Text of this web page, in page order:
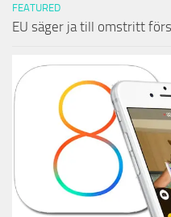
FEATURED
EU säger ja till omstritt